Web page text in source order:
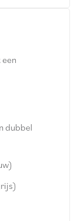
dubbel